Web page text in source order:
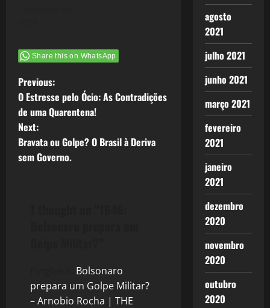
Share this on WhatsApp
P
o
s
t
Previous:
O Estresse pelo Ócio: As Contradições
de uma Quarentena!
Next:
Bravata ou Golpe? O Brasil à Deriva
sem Governo.
Bolsonaro
prepara um Golpe Militar?
– Arnobio Rocha | THE
agosto
2021
julho 2021
junho 2021
março 2021
fevereiro
2021
janeiro
2021
dezembro
2020
novembro
2020
outubro
2020